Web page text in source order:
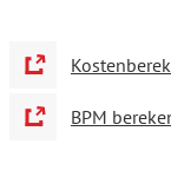
BPM